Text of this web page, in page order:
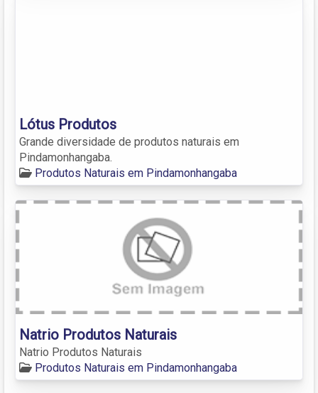
Lótus Produtos
Grande diversidade de produtos naturais em
Pindamonhangaba.
Produtos Naturais em Pindamonhangaba
Natrio Produtos Naturais
Natrio Produtos Naturais
Produtos Naturais em Pindamonhangaba